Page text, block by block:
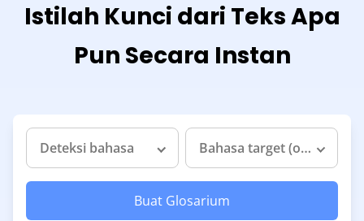
Istilah Kunci dari Teks Apa
Pun Secara Instan
Deteksi bahasa Bahasa target (opsional)
Buat Glosarium